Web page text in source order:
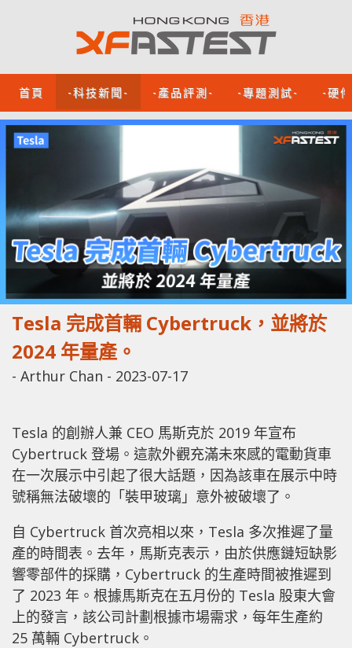
首頁 -科技新聞- -產品評測- -專題測試- -硬
Tesla 完成首輛 Cybertruck，並將於
2024 年量產。
- Arthur Chan - 2023-07-17
Tesla 的創辦人兼 CEO 馬斯克於 2019 年宣布
Cybertruck 登場。這款外觀充滿未來感的電動貨車
在一次展示中引起了很大話題，因為該車在展示中時
號稱無法破壞的「裝甲玻璃」意外被破壞了。
自 Cybertruck 首次亮相以來，Tesla 多次推遲了量
產的時間表。去年，馬斯克表示，由於供應鏈短缺影
響零部件的採購，Cybertruck 的生產時間被推遲到
了 2023 年。根據馬斯克在五月份的 Tesla 股東大會
上的發言，該公司計劃根據市場需求，每年生產約
25 萬輛 Cybertruck。